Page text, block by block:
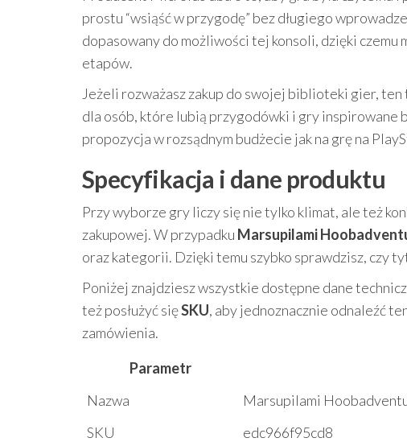
prostu “wsiąść w przygodę” bez długiego
dopasowany do możliwości tej konsoli, dzięki czemu
etapów.
Jeżeli rozważasz zakup do swojej biblioteki gier,
dla osób, które lubią przygodówki i gry inspirowane
propozycja w rozsądnym budżecie jak na grę na
Specyfikacja i dane produktu
Przy wyborze gry liczy się nie tylko klimat, ale też
zakupowej. W przypadku Marsupilami
oraz kategorii. Dzięki temu szybko sprawdzisz, czy
Poniżej znajdziesz wszystkie dostępne dane
też posłużyć sięSKU, aby jednoznacznie odnaleźć
zamówienia.
Parametr
Nazwa
Marsupilami
SKU
edc966f95cd8